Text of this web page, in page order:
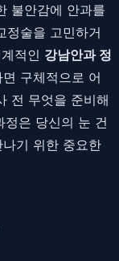
불안감에 안과를
정술을 고민하거
적인 강남안과 정
구체적으로 어
전 무엇을 준비해
정은 당신의 눈 건
기 위한 중요한